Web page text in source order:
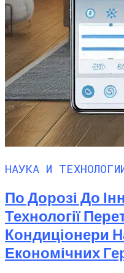
НАУКА И
По Дорозі До
Технології
Кондиціонери
Економічних